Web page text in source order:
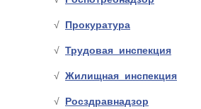
Прокуратура
Трудовая инспекция
Жилищная инспекция
Росздравнадзор